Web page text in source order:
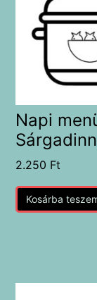
Napi
2.250 Ft
Kosárba